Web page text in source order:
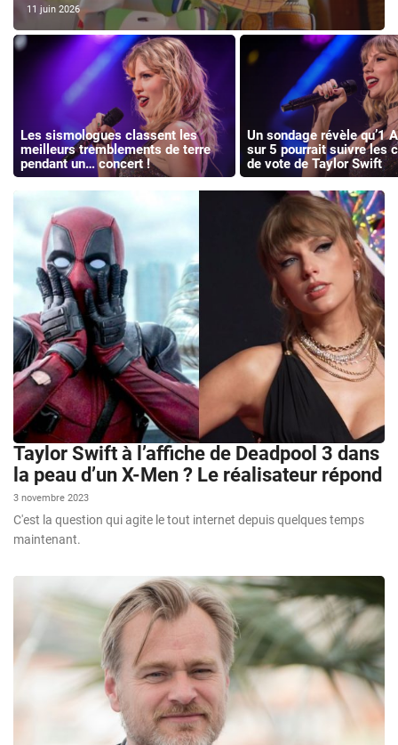
11 juin 2026
Les sismologues classent les
meilleurs tremblements de terre
pendant un… concert !
Un sondage révèle qu’1
sur 5 pourrait suivre les
de vote de Taylor Swift
Taylor Swift à l’affiche de Deadpool 3 dans
la peau d’un X-Men ? Le réalisateur répond
3 novembre 2023
C'est la question qui agite le tout internet depuis quelques temps
maintenant.